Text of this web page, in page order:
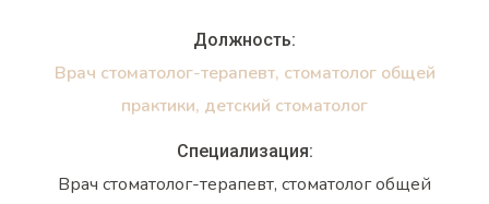
Должность:
Врач стоматолог-терапевт, стоматолог общей
практики, детский стоматолог
Специализация:
Врач стоматолог-терапевт, стоматолог общей